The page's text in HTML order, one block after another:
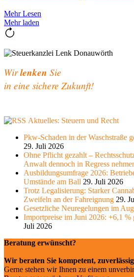
Mehr Lesen
Mehr laden
Wirlenken Sie
in eine sichere Zukunft!
Aktuelles: Steuern und Recht
Pkw-Schaden in der Waschstraße
29. Juli 2026
Ohne Pflicht gezahlt –
Anwalt dennoch in Regress
Ausbildungsumfrage 2026:
Umstände am Ball 29. Juli 2026
Trotz Legalisierung: Starker
Zweifeln an der Fahreignung 29.
Gesetzliche Neuregelungen im
Importpreise im Juni 2026: +6,1 %
Juli 2026
Beratung erwünscht?
Wir beraten Sie kompetent,
Gerne stehen wir Ihnen zu einem